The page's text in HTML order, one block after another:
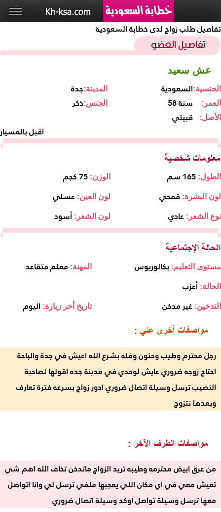
تفاصيل طلب زواج لدى خطابة السعودية
عش سعيد
جدةالمدينة: السعوديةالجنسية:
ذكرالجنس: 58 سنة العمر:
قبيلي الأصل:
اقبل بالمسيار
الوزن: 75 كجم الطول: 165 سم
لون العين: عسلي لون البشرة: قمحي
لون الشعر: أسود نوع الشعر: عادي
المهنة: معلم متقاعد مستوى التعليم: بكالوريوس
الحالة: أعزب
تاريخ أخر زيارة: اليوم التدخين: غير مدخن
رجل محترم وطيب وحنون وفله بشرع الله اعيش في جدة والباحة
احتاج زوجه ضروري عايش لوحدي في مدينة جده اقولها لصاحبة
النصيب ترسل وسيلة اتصال ضروري ادور زواج بسرعه فترة تعارف
وبعدها نتزوج
من عرق ابيض محترمه وطيبه تريد الزواج ماتدخن تخاف الله اهم شي
تعيش معي في اي مكان اللي يعجبها ملفي ترسل لي وانا اتواصل
معها ترسل وسيلة تواصل اوكد وسيلة اتصال ضروري